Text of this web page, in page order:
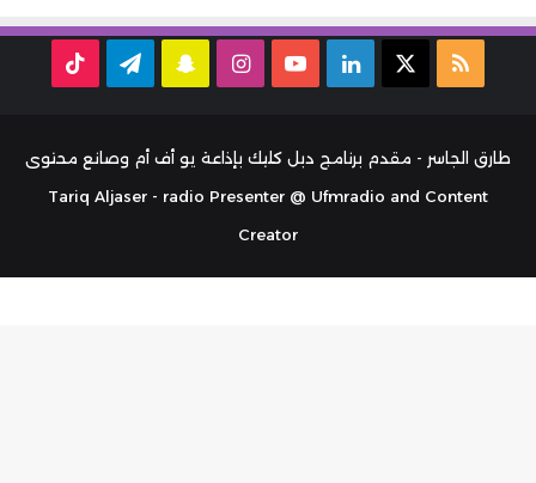
ملخص
RSS
لينكدإن ‫YouTubeانستقرامسناب تيلقرام
طارق الجاسر - مقدم برنامج دبل كليك بإذاعة يو أف أم وصانع محتوى
Tariq Aljaser - radio Presenter @ Ufmradio and Content
Creator